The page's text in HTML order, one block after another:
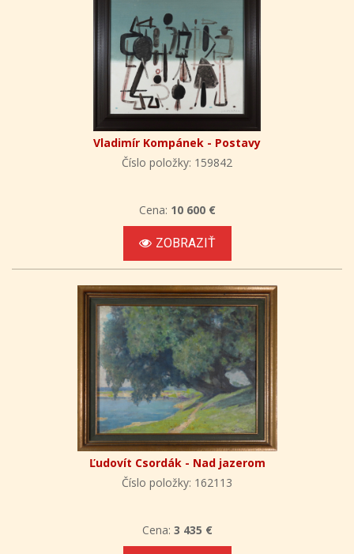
Vladimír Kompánek - Postavy
Číslo položky: 159842
Cena: 10 600 €
ZOBRAZIŤ
Ľudovít Csordák - Nad jazerom
Číslo položky: 162113
Cena: 3 435 €